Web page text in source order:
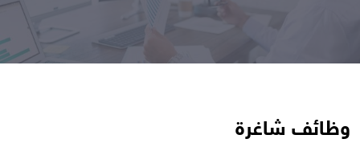
وظائف شاغرة